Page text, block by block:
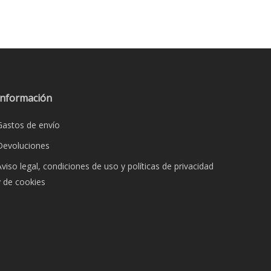
de envío
legal, condiciones de uso y políticas de privacidad
de cookies